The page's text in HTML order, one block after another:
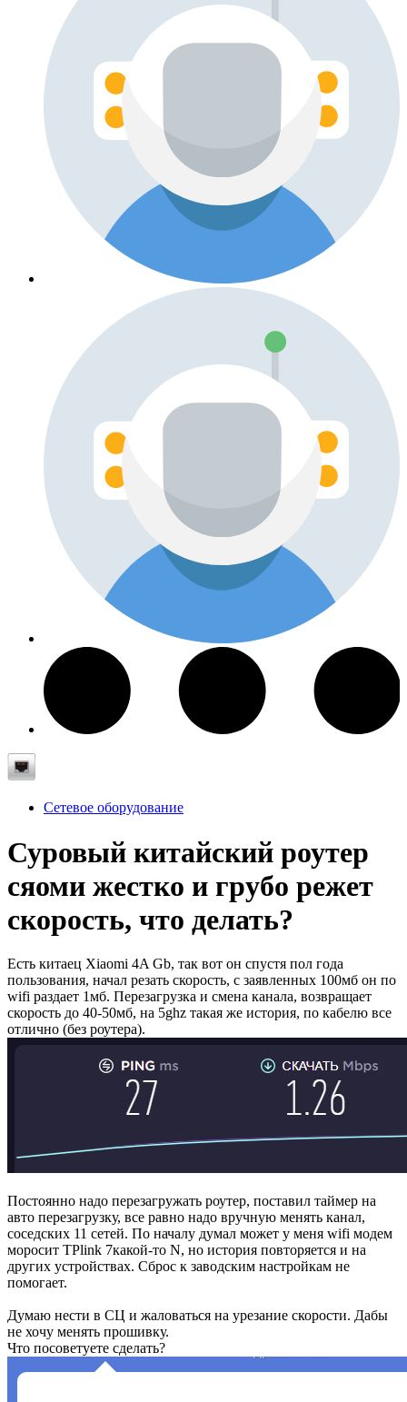
Сетевое оборудование
Суровый китайский роутер
сяоми жестко и грубо режет
скорость, что делать?
Есть китаец Xiaomi 4A Gb, так вот он спустя пол года
пользования, начал резать скорость, с заявленных 100мб он по
wifi раздает 1мб. Перезагрузка и смена канала, возвращает
скорость до 40-50мб, на 5ghz такая же история, по кабелю все
отлично (без роутера).
Постоянно надо перезагружать роутер, поставил таймер на
авто перезагрузку, все равно надо вручную менять канал,
соседских 11 сетей. По началу думал может у меня wifi модем
моросит TPlink 7какой-то N, но история повторяется и на
других устройствах. Сброс к заводским настройкам не
помогает.
Думаю нести в СЦ и жаловаться на урезание скорости. Дабы
не хочу менять прошивку.
Что посоветуете сделать?